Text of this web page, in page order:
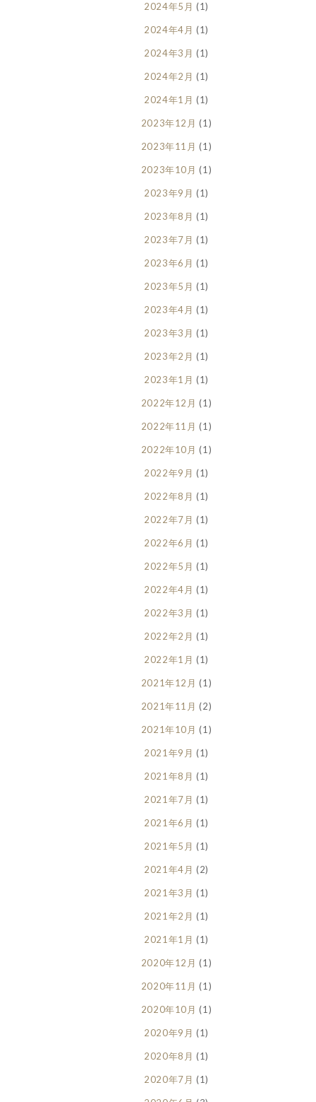
2024年5月 (1)
2024年4月 (1)
2024年3月 (1)
2024年2月 (1)
2024年1月 (1)
2023年12月 (1)
2023年11月 (1)
2023年10月 (1)
2023年9月 (1)
2023年8月 (1)
2023年7月 (1)
2023年6月 (1)
2023年5月 (1)
2023年4月 (1)
2023年3月 (1)
2023年2月 (1)
2023年1月 (1)
2022年12月 (1)
2022年11月 (1)
2022年10月 (1)
2022年9月 (1)
2022年8月 (1)
2022年7月 (1)
2022年6月 (1)
2022年5月 (1)
2022年4月 (1)
2022年3月 (1)
2022年2月 (1)
2022年1月 (1)
2021年12月 (1)
2021年11月 (2)
2021年10月 (1)
2021年9月 (1)
2021年8月 (1)
2021年7月 (1)
2021年6月 (1)
2021年5月 (1)
2021年4月 (2)
2021年3月 (1)
2021年2月 (1)
2021年1月 (1)
2020年12月 (1)
2020年11月 (1)
2020年10月 (1)
2020年9月 (1)
2020年8月 (1)
2020年7月 (1)